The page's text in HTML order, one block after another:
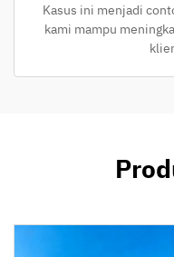
Kasus ini menjadi
kami mampu